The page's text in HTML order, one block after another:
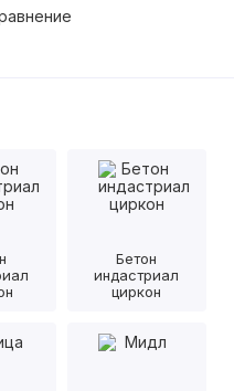
Бетон
индастриал
циркон